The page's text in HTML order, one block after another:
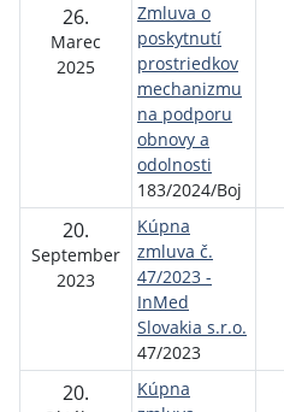
26.
Marec
2025
Zmluva o
poskytnutí
prostriedkov
mechanizmu
na podporu
obnovy a
odolnosti
183/2024/Boj
20.
September
2023
Kúpna
zmluva č.
47/2023 -
InMed
Slovakia s.r.o.
47/2023
20.
Kúpna